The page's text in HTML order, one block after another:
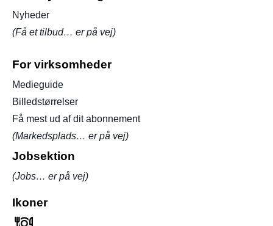
Nyheder
(Få et tilbud… er på vej)
For virksomheder
Medieguide
Billedstørrelser
Få mest ud af dit abonnement
(Markedsplads… er på vej)
Jobsektion
(Jobs… er på vej)
Ikoner